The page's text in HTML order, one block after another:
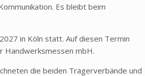
Es bleibt beim
in Köln statt. Auf diesen Termin
Handwerksmessen mbH.
die beiden Trägerverbände und